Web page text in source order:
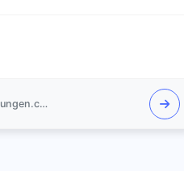
New Elements GmbH / IT-Schulungen.com